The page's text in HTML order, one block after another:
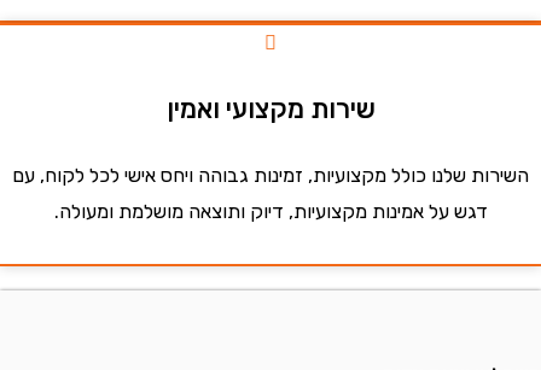
שירות מקצועי ואמין
שלנו כולל מקצועיות, זמינות גבוהה ויחס אישי לכל לקוח, עם
דגש על אמינות מקצועיות, דיוק ותוצאה מושלמת ומעולה.